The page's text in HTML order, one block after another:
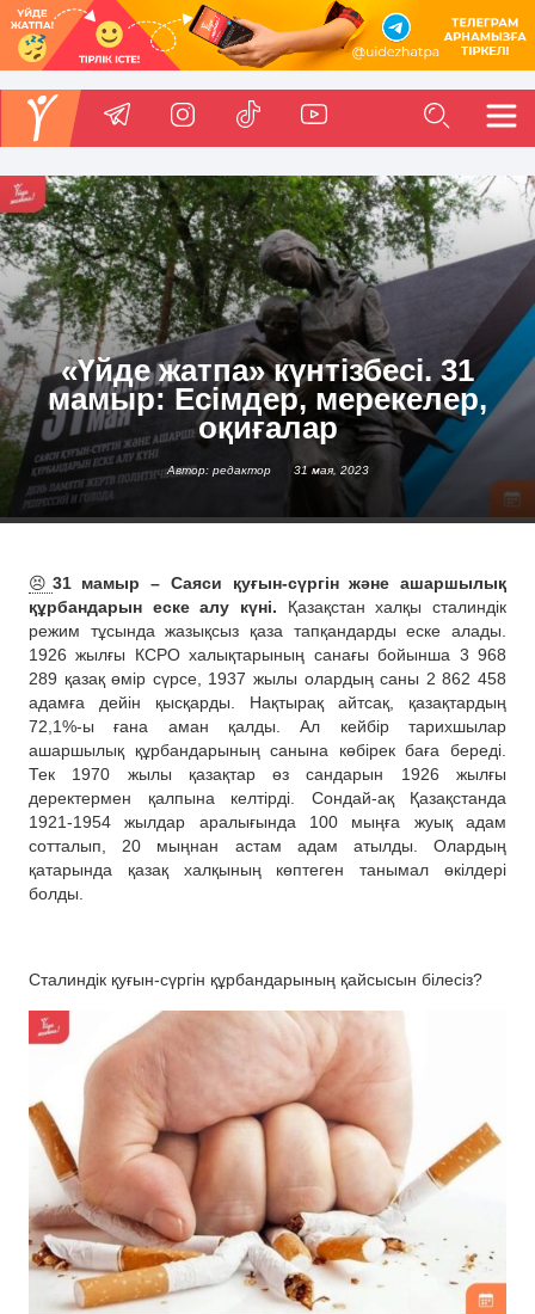
«Үйде жатпа» күнтізбесі. 31
мамыр: Есімдер, мерекелер,
оқиғалар
Автор: редактор 31 мая, 2023
😣 31 мамыр – Саяси қуғын-сүргін және ашаршылық
құрбандарын еске алу күні. Қазақстан халқы сталиндік
режим тұсында жазықсыз қаза тапқандарды еске алады.
1926 жылғы КСРО халықтарының санағы бойынша 3 968
289 қазақ өмір сүрсе, 1937 жылы олардың саны 2 862 458
адамға дейін қысқарды. Нақтырақ айтсақ, қазақтардың
72,1%-ы ғана аман қалды. Ал кейбір тарихшылар
ашаршылық құрбандарының санына көбірек баға береді.
Тек 1970 жылы қазақтар өз сандарын 1926 жылғы
деректермен қалпына келтірді. Сондай-ақ Қазақстанда
1921-1954 жылдар аралығында 100 мыңға жуық адам
сотталып, 20 мыңнан астам адам атылды. Олардың
қатарында қазақ халқының көптеген танымал өкілдері
болды.
Сталиндік қуғын-сүргін құрбандарының қайсысын білесіз?